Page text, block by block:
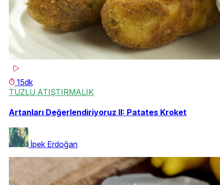
15dk
TUZLU ATIŞTIRMALIK
Artanları Değerlendiriyoruz II: Patates Kroket
İpek Erdoğan